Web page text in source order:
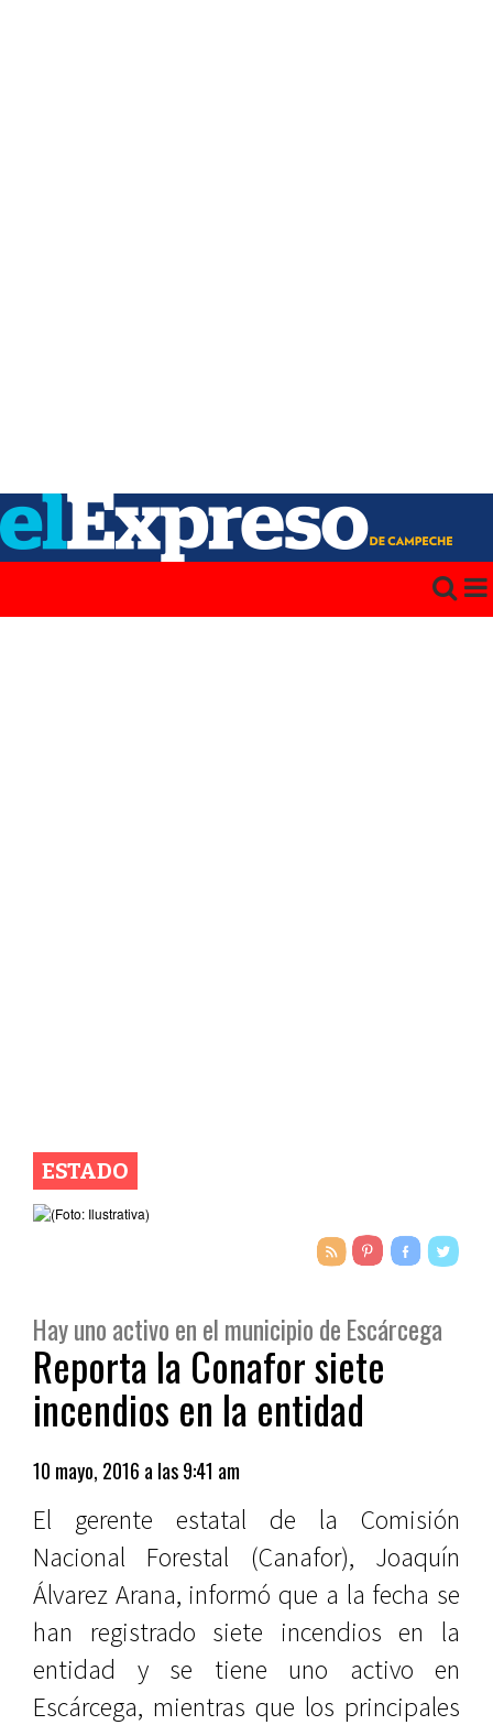
ESTADO
Hay uno activo en el municipio de Escárcega
Reporta la Conafor siete
incendios en la entidad
10 mayo, 2016 a las 9:41 am
El gerente estatal de la Comisión
Nacional Forestal (Canafor), Joaquín
Álvarez Arana, informó que a la fecha se
han registrado siete incendios en la
entidad y se tiene uno activo en
Escárcega, mientras que los principales